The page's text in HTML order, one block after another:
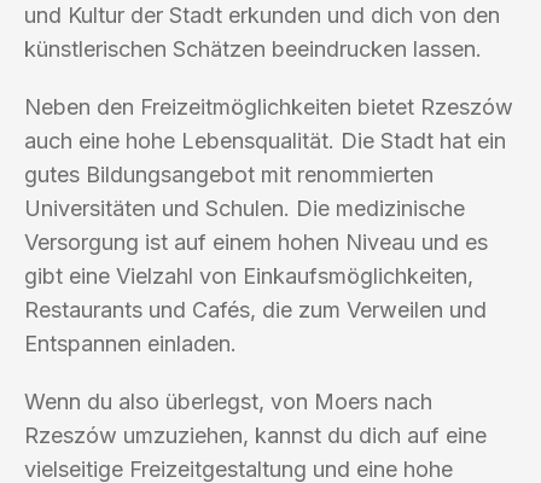
und Kultur der Stadt erkunden und dich von den
künstlerischen Schätzen beeindrucken lassen.
Neben den Freizeitmöglichkeiten bietet Rzeszów
auch eine hohe Lebensqualität. Die Stadt hat ein
gutes Bildungsangebot mit renommierten
Universitäten und Schulen. Die medizinische
Versorgung ist auf einem hohen Niveau und es
gibt eine Vielzahl von Einkaufsmöglichkeiten,
Restaurants und Cafés, die zum Verweilen und
Entspannen einladen.
Wenn du also überlegst, von Moers nach
Rzeszów umzuziehen, kannst du dich auf eine
vielseitige Freizeitgestaltung und eine hohe